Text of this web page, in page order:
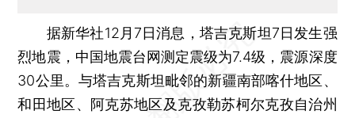
据新华社12月7日消息，塔吉克斯坦7日发生强
烈地震，中国地震台网测定震级为7.4级，震源深度
30公里。与塔吉克斯坦毗邻的新疆南部喀什地区、
和田地区、阿克苏地区及克孜勒苏柯尔克孜自治州